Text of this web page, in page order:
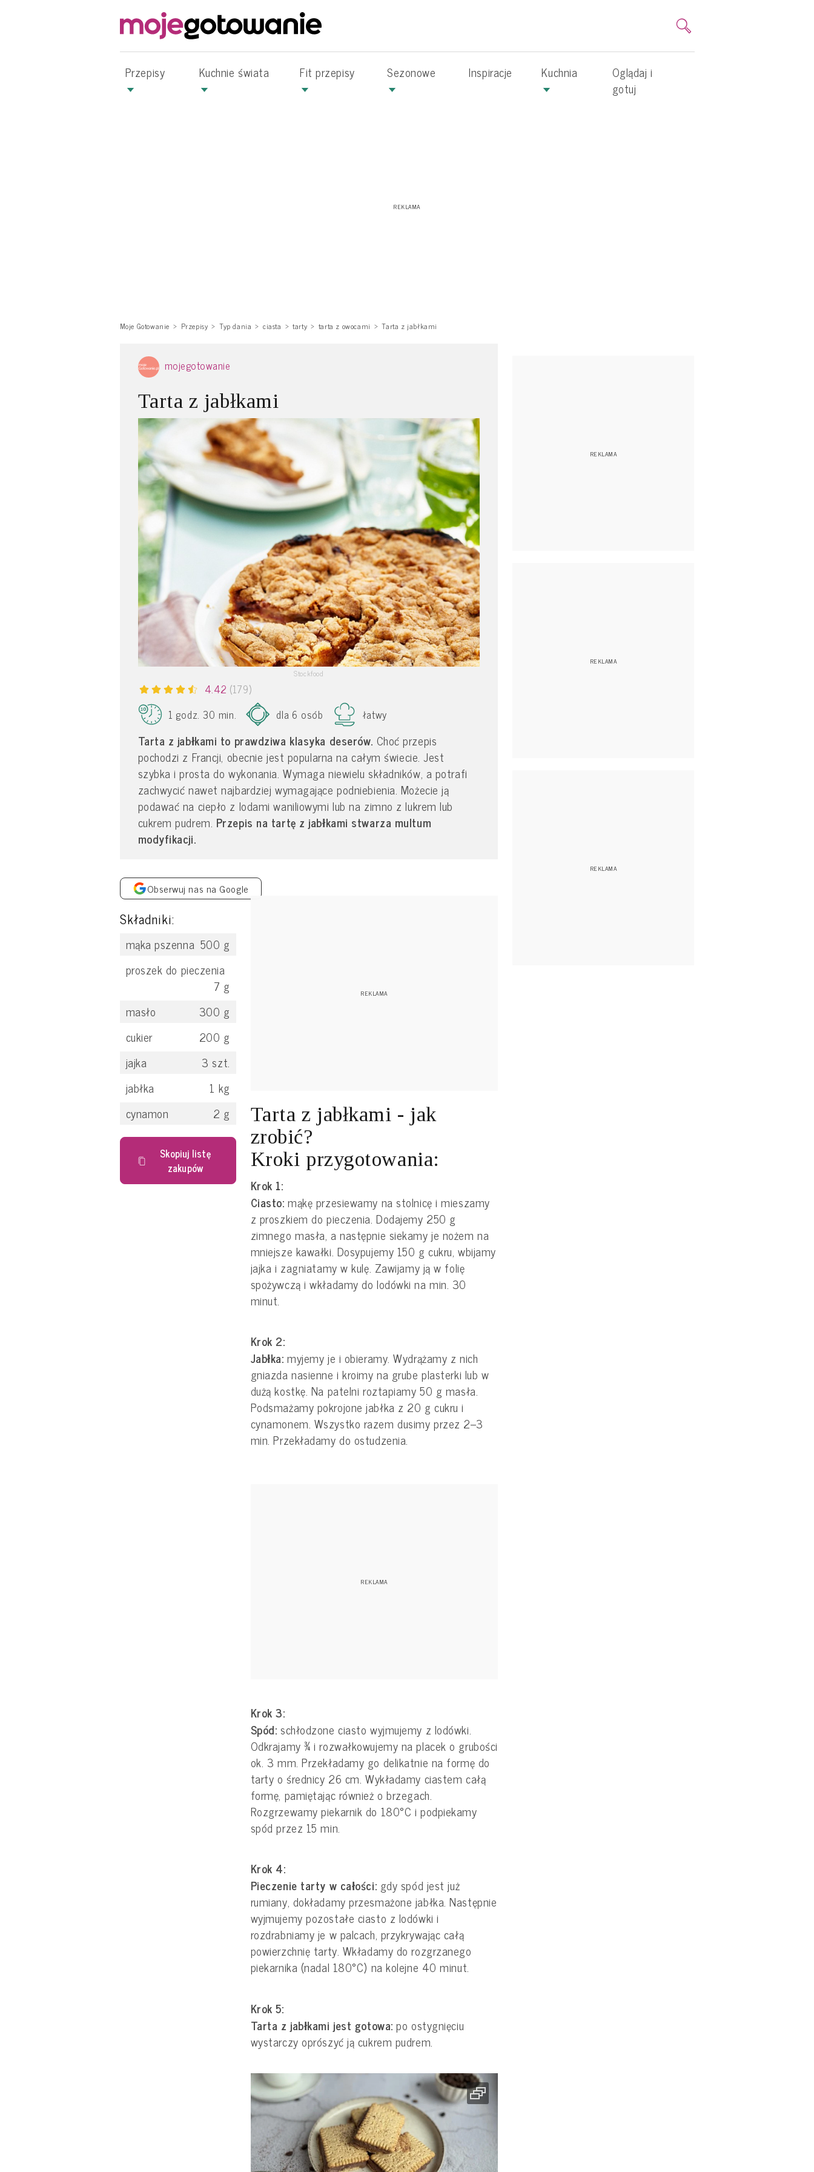
Przepisy Kuchnie świata Fit przepisy Sezonowe Inspiracje Kuchnia
Oglądaj i
gotuj
Moje Gotowanie Przepisy Typ dania ciasta tarty tarta z owocami Tarta z jabłkami
mojegotowanie
Tarta z jabłkami
Stockfood
4.42 (179)
1 godz. 30 min.
dla 6 osób łatwy
Tarta z jabłkami to prawdziwa klasyka deserów. Choć przepis
pochodzi z Francji, obecnie jest popularna na całym świecie. Jest
szybka i prosta do wykonania. Wymaga niewielu składników, a potrafi
zachwycić nawet najbardziej wymagające podniebienia. Możecie ją
podawać na ciepło z lodami waniliowymi lub na zimno z lukrem lub
cukrem pudrem. Przepis na tartę z jabłkami stwarza multum
modyfikacji.
Obserwuj nas na Google
Składniki:
mąka pszenna 500 g
proszek do pieczenia
7 g
masło
300 g
cukier
200 g
jajka
3 szt.
jabłka
1 kg
cynamon
2 g
Skopiuj listę
zakupów
Tarta z jabłkami - jak
zrobić?
Kroki przygotowania:
Krok 1:
Ciasto:mąkę przesiewamy na stolnicę i mieszamy
z proszkiem do pieczenia. Dodajemy 250 g
zimnego masła, a następnie siekamy je nożem na
mniejsze kawałki. Dosypujemy 150 g cukru, wbijamy
jajka i zagniatamy w kulę. Zawijamy ją w folię
spożywczą i wkładamy do lodówki na min. 30
minut.
Krok 2:
Jabłka:myjemy je i obieramy. Wydrążamy z nich
gniazda nasienne i kroimy na grube plasterki lub w
dużą kostkę. Na patelni roztapiamy 50 g masła.
Podsmażamy pokrojone jabłka z 20 g cukru i
cynamonem. Wszystko razem dusimy przez 2–3
min. Przekładamy do ostudzenia.
Krok 3:
Spód: schłodzone ciasto wyjmujemy z lodówki.
Odkrajamy ¾ i rozwałkowujemy na placek o grubości
ok. 3 mm. Przekładamy go delikatnie na formę do
tarty o średnicy 26 cm. Wykładamy ciastem całą
formę, pamiętając również o brzegach.
Rozgrzewamy piekarnik do 180°C i podpiekamy
spód przez 15 min.
Krok 4:
Pieczenie tarty w całości: gdy spód jest już
rumiany, dokładamy przesmażone jabłka. Następnie
wyjmujemy pozostałe ciasto z lodówki i
rozdrabniamy je w palcach, przykrywając całą
powierzchnię tarty. Wkładamy do rozgrzanego
piekarnika (nadal 180°C) na kolejne 40 minut.
Krok 5:
Tarta z jabłkami jest gotowa: po ostygnięciu
wystarczy oprószyć ją cukrem pudrem.